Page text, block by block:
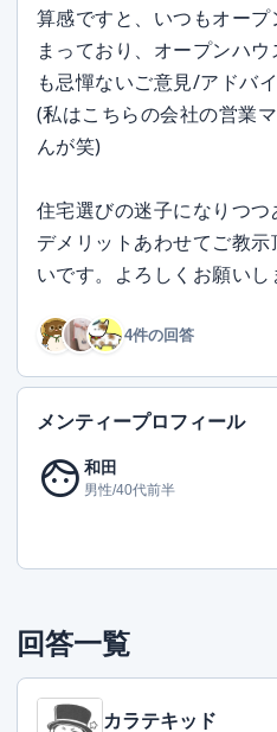
算感ですと、いつもオー
まっており、オープンハ
も忌憚ないご意見/アドバ
(私はこちらの会社の営業
んが笑)
住宅選びの迷子になりつ
デメリットあわせてご教
いです。よろしくお願いし
4件の回答
メンティープロフィール
face 和田
男性/40代前半
回答一覧
カラテキッド